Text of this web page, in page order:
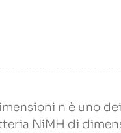
n è uno
NiMH di